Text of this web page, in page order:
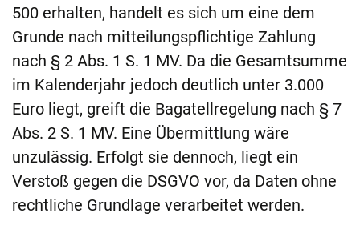
500 erhalten, handelt es sich um eine dem
Grunde nach mitteilungspflichtige Zahlung
nach § 2 Abs. 1 S. 1 MV. Da die Gesamtsumme
im Kalenderjahr jedoch deutlich unter 3.000
Euro liegt, greift die Bagatellregelung nach § 7
Abs. 2 S. 1 MV. Eine Übermittlung wäre
unzulässig. Erfolgt sie dennoch, liegt ein
Verstoß gegen die DSGVO vor, da Daten ohne
rechtliche Grundlage verarbeitet werden.